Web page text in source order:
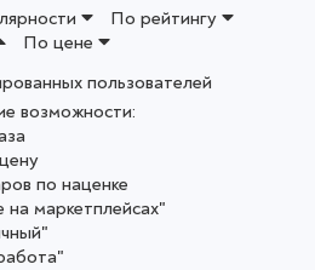
По рейтингу
По цене
пользователей
возможности:
по наценке
маркетплейсах"